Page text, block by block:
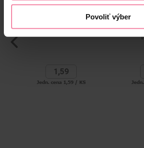
Povoliť výber
Moda lak na nechty 10
1,59
Jedn. cena 1,59 / KS